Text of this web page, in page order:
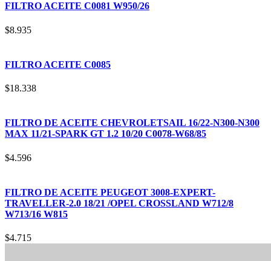
FILTRO ACEITE C0081 W950/26
$8.935
FILTRO ACEITE C0085
$18.338
FILTRO DE ACEITE CHEVROLETSAIL 16/22-N300-N300
MAX 11/21-SPARK GT 1.2 10/20 C0078-W68/85
$4.596
FILTRO DE ACEITE PEUGEOT 3008-EXPERT-
TRAVELLER-2.0 18/21 /OPEL CROSSLAND W712/8
W713/16 W815
$4.715